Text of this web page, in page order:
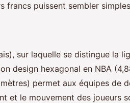
francs puissent sembler
sur laquelle se distingue la
design hexagonal en NBA
permet aux équipes de
et le mouvement des joueurs